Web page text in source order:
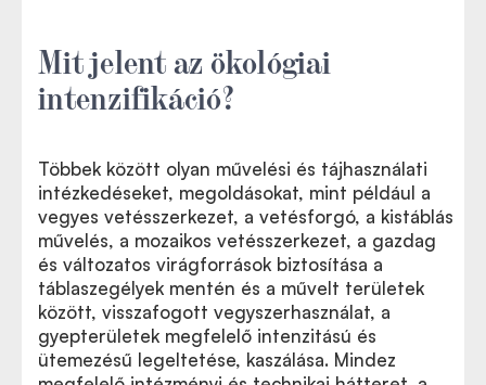
Mit jelent az ökológiai
intenzifikáció?
Többek között olyan művelési és tájhasználati
intézkedéseket, megoldásokat, mint például a
vegyes vetésszerkezet, a vetésforgó, a kistáblás
művelés, a mozaikos vetésszerkezet, a gazdag
és változatos virágforrások biztosítása a
táblaszegélyek mentén és a művelt területek
között, visszafogott vegyszerhasználat, a
gyepterületek megfelelő intenzitású és
ütemezésű legeltetése, kaszálása. Mindez